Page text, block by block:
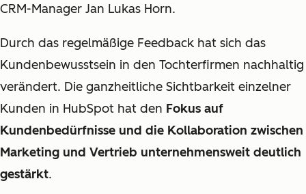
CRM-Manager Jan Lukas Horn.
Durch das regelmäßige Feedback hat sich das
Kundenbewusstsein in den Tochterfirmen nachhaltig
verändert. Die ganzheitliche Sichtbarkeit einzelner
Kunden in HubSpot hat den Fokus auf
Kundenbedürfnisse und die Kollaboration zwischen
Marketing und Vertrieb unternehmensweit deutlich
gestärkt.